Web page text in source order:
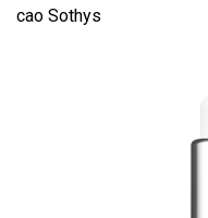
cao Sothys